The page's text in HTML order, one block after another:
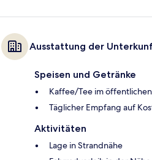
Ausstattung der
Speisen und Getränke
Kaffee/Tee im
Täglicher Empfang auf
Aktivitäten
Lage in Strandnähe